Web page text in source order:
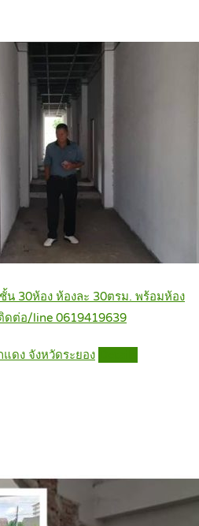
30ห้อง ห้องละ 30ตรม. พร้อมห้อง
ดต่อ/line 0619419639
ดง จังหวัดระยอง